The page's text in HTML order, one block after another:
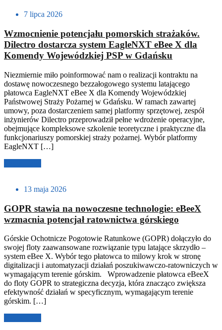
7 lipca 2026
Wzmocnienie potencjału pomorskich strażaków.
Dilectro dostarcza system EagleNXT eBee X dla
Komendy Wojewódzkiej PSP w Gdańsku
Niezmiernie miło poinformować nam o realizacji kontraktu na
dostawę nowoczesnego bezzałogowego systemu latającego
płatowca EagleNXT eBee X dla Komendy Wojewódzkiej
Państwowej Straży Pożarnej w Gdańsku. W ramach zawartej
umowy, poza dostarczeniem samej platformy sprzętowej, zespół
inżynierów Dilectro przeprowadził pełne wdrożenie operacyjne,
obejmujące kompleksowe szkolenie teoretyczne i praktyczne dla
funkcjonariuszy pomorskiej straży pożarnej. Wybór platformy
EagleNXT […]
13 maja 2026
GOPR stawia na nowoczesne technologie: eBeeX
wzmacnia potencjał ratownictwa górskiego
Górskie Ochotnicze Pogotowie Ratunkowe (GOPR) dołączyło do
swojej floty zaawansowane rozwiązanie typu latające skrzydło –
system eBee X. Wybór tego płatowca to milowy krok w stronę
digitalizacji i automatyzacji działań poszukiwawczo-ratowniczych w
wymagającym terenie górskim. Wprowadzenie płatowca eBeeX
do floty GOPR to strategiczna decyzja, która znacząco zwiększa
efektywność działań w specyficznym, wymagającym terenie
górskim. […]